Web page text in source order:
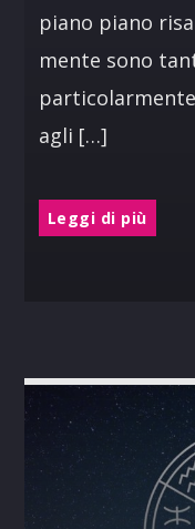
piano piano
mente sono
agli […]
Leggi di più